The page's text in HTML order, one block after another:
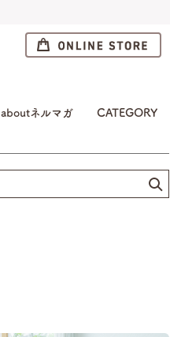
aboutネルマガ CATEGORY